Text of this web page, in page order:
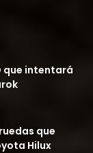
que intentará
que
Hilux